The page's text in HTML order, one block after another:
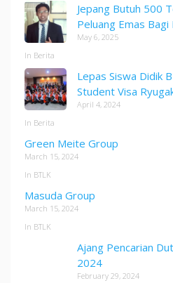
Jepang Butuh 500
Peluang Emas Bagi
May 6, 2025
In Berita
Lepas Siswa Didik
Student Visa
April 4, 2024
In Berita
Green Meite Group
March 15, 2024
In BTLK
Masuda Group
March 15, 2024
In BTLK
Ajang Pencarian
2024
February 29, 2024